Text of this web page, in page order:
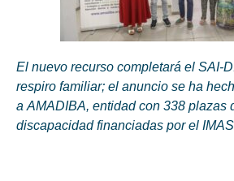
El nuevo recurso completará el SAI-
respiro familiar; el anuncio se ha
a AMADIBA, entidad con 338 plazas
discapacidad financiadas por el IMAS